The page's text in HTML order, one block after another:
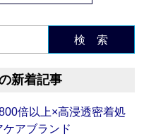
検 索
新着記事
倍以上×高浸透密着処
アブランド